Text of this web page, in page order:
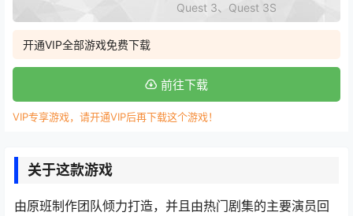
Quest 3、Quest 3S
开通VIP全部游戏免费下载
前往下载
VIP专享游戏，请开通VIP后再下载这个游戏！
关于这款游戏
由原班制作团队倾力打造，并且由热门剧集的主要演员回